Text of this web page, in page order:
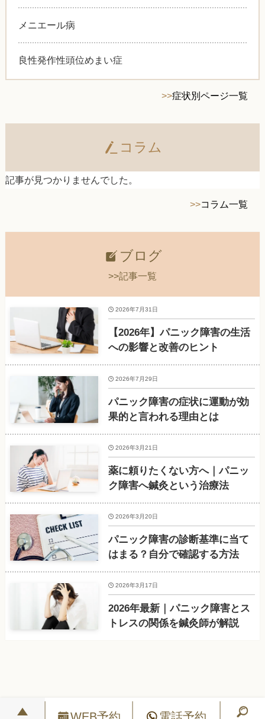
メニエール病
良性発作性頭位めまい症
>>症状別ページ一覧
コラム
記事が見つかりませんでした。
>>コラム一覧
ブログ
>>記事一覧
【2026年】パニック障害の生活
への影響と改善のヒント
2026年7月31日
パニック障害の症状に運動が効
果的と言われる理由とは
2026年7月29日
薬に頼りたくない方へ｜パニッ
ク障害へ鍼灸という治療法
2026年3月21日
パニック障害の診断基準に当て
はまる？自分で確認する方法
2026年3月20日
2026年最新｜パニック障害とス
トレスの関係を鍼灸師が解説
2026年3月17日